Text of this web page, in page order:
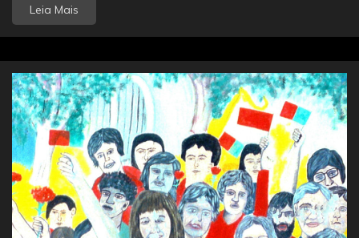
Leia Mais